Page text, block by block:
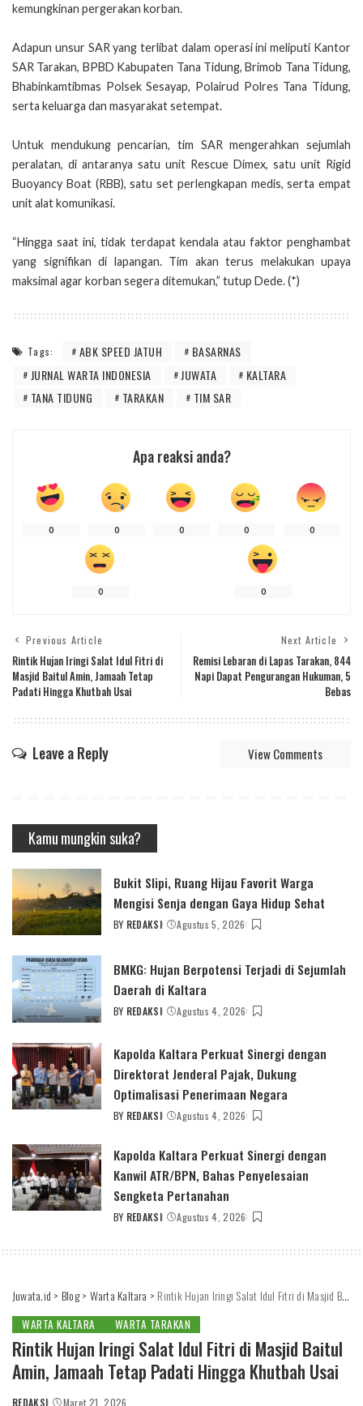
kemungkinan pergerakan korban.
Adapun unsur SAR yang terlibat dalam operasi ini meliputi Kantor
SAR Tarakan, BPBD Kabupaten Tana Tidung, Brimob Tana Tidung,
Bhabinkamtibmas Polsek Sesayap, Polairud Polres Tana Tidung,
serta keluarga dan masyarakat setempat.
Untuk mendukung pencarian, tim SAR mengerahkan sejumlah
peralatan, di antaranya satu unit Rescue Dimex, satu unit Rigid
Buoyancy Boat (RBB), satu set perlengkapan medis, serta empat
unit alat komunikasi.
“Hingga saat ini, tidak terdapat kendala atau faktor penghambat
yang signifikan di lapangan. Tim akan terus melakukan upaya
maksimal agar korban segera ditemukan,” tutup Dede. (*)
Tags: ABK SPEED JATUH
BASARNAS
JURNAL WARTA INDONESIA
JUWATA
KALTARA
TANA TIDUNG
TARAKAN TIM SAR
Apa reaksi anda?
0 0 0 0 0
0 0
Previous Article
Rintik Hujan Iringi Salat Idul Fitri di
Masjid Baitul Amin, Jamaah Tetap
Padati Hingga Khutbah Usai
Next Article
Remisi Lebaran di Lapas Tarakan, 844
Napi Dapat Pengurangan Hukuman, 5
Bebas
Leave a Reply View Comments
Kamu mungkin suka?
Bukit Slipi, Ruang Hijau Favorit Warga
Mengisi Senja dengan Gaya Hidup Sehat
POSTED
BY REDAKSI Agustus 5, 2026
BMKG: Hujan Berpotensi Terjadi di Sejumlah
Daerah di Kaltara
POSTED
BY REDAKSI Agustus 4, 2026
Kapolda Kaltara Perkuat Sinergi dengan
Direktorat Jenderal Pajak, Dukung
Optimalisasi Penerimaan Negara
POSTED
BY REDAKSI Agustus 4, 2026
Kapolda Kaltara Perkuat Sinergi dengan
Kanwil ATR/BPN, Bahas Penyelesaian
Sengketa Pertanahan
POSTED
BY REDAKSI Agustus 4, 2026
Juwata.id > Blog> Warta Kaltara > Rintik Hujan Iringi Salat Idul Fitri di Masjid Baitul Amin, Jamaah Tetap Padati Hingga Khutbah Usai
WARTA KALTARA WARTA TARAKAN
Rintik Hujan Iringi Salat Idul Fitri di Masjid Baitul
Amin, Jamaah Tetap Padati Hingga Khutbah Usai
REDAKSI Maret 21, 2026